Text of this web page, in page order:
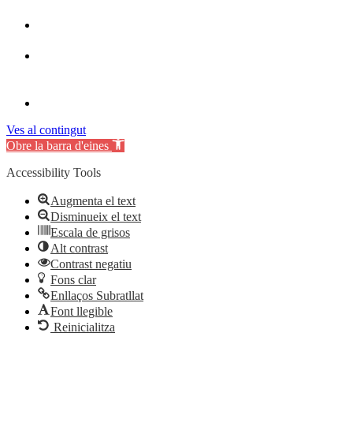
Ves al contingut
Obre la barra d'eines
Accessibility Tools
Augmenta el text
Disminueix el text
Escala de grisos
Alt contrast
Contrast negatiu
Fons clar
Enllaços Subratllat
Font llegible
Reinicialitza